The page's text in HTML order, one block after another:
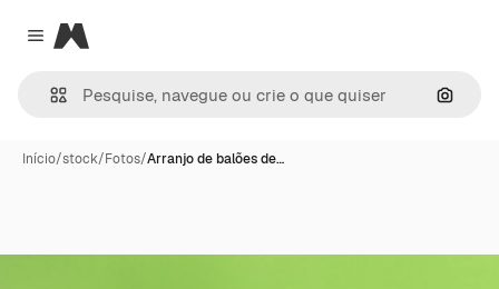
Close menu
Magnific
Início/stock/Fotos/Arranjo de balões de…